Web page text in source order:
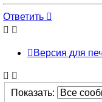
началу
Ответить
Версия для
Показать: